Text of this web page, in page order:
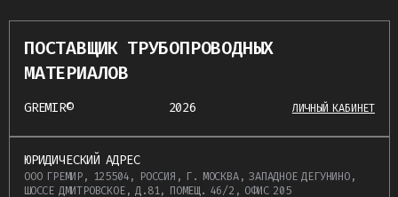
ПОСТАВЩИК ТРУБОПРОВОДНЫХ
МАТЕРИАЛОВ
GREMIR© 2026 ЛИЧНЫЙ КАБИНЕТ
ЮРИДИЧЕСКИЙ АДРЕС
ООО ГРЕМИР, 125504, РОССИЯ, Г. МОСКВА, ЗАПАДНОЕ ДЕГУНИНО,
ШОССЕ ДМИТРОВСКОЕ, Д.81, ПОМЕЩ. 46/2, ОФИС 205